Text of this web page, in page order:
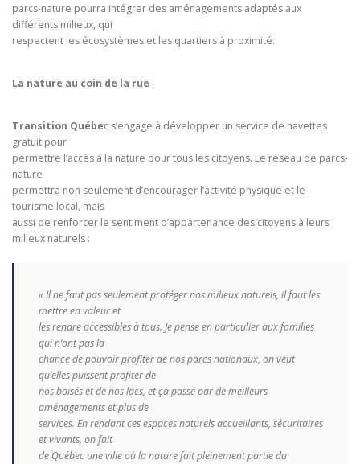
parcs-nature pourra intégrer des aménagements adaptés aux
différents milieux, qui
respectent les écosystèmes et les quartiers à proximité.
La nature au coin de la rue
Transition Québec s’engage à développer un service de navettes
gratuit pour
permettre l’accès à la nature pour tous les citoyens. Le réseau de parcs-
nature
permettra non seulement d’encourager l’activité physique et le
tourisme local, mais
aussi de renforcer le sentiment d’appartenance des citoyens à leurs
milieux naturels :
« Il ne faut pas seulement protéger nos milieux naturels, il faut les
mettre en valeur et
les rendre accessibles à tous. Je pense en particulier aux familles
qui n’ont pas la
chance de pouvoir profiter de nos parcs nationaux, on veut
qu’elles puissent profiter de
nos boisés et de nos lacs, et ça passe par de meilleurs
aménagements et plus de
services. En rendant ces espaces naturels accueillants, sécuritaires
et vivants, on fait
de Québec une ville où la nature fait pleinement partie du